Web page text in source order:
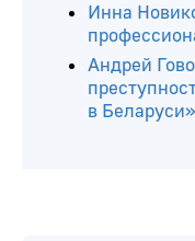
Инна
Андрей
в Беларуси»